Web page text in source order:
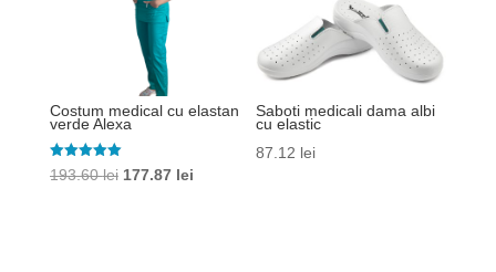
Costum medical cu elastan
verde Alexa
Evaluat la
5.00
193.60lei Prețul
177.87 leiPrețul
Saboti medicali dama albi
cu elastic
87.12 lei